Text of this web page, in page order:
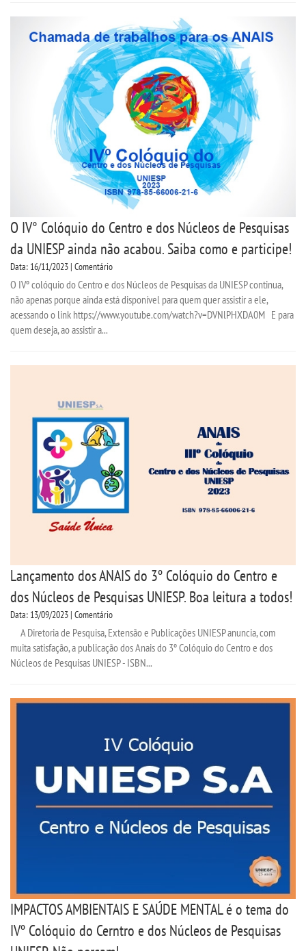
REPOSITÓRIO
PORTARIAS
PORTAL DE ALUNOS
PORTAL DE PROFESSORES/ACADÊMICO
UNIESP
CONTATO
IMPRENSA
TRABALHE CONOSCO
OUVIDORIA
O IV° Colóquio do Centro e dos Núcleos de Pesquisas
da UNIESP ainda não acabou. Saiba como e participe!
Data: 16/11/2023 | Comentário
O IVº colóquio do Centro e dos Núcleos de Pesquisas da UNIESP continua,
não apenas porque ainda está disponível para quem quer assistir a ele,
acessando o link https://www.youtube.com/watch?v=DVNlPHXDA0M E para
quem deseja, ao assistir a...
Lançamento dos ANAIS do 3º Colóquio do Centro e
dos Núcleos de Pesquisas UNIESP. Boa leitura a todos!
Data: 13/09/2023 | Comentário
A Diretoria de Pesquisa, Extensão e Publicações UNIESP anuncia, com
muita satisfação, a publicação dos Anais do 3º Colóquio do Centro e dos
Núcleos de Pesquisas UNIESP - ISBN...
IMPACTOS AMBIENTAIS E SAÚDE MENTAL é o tema do
IVº Colóquio do Cerntro e dos Núcleos de Pesquisas